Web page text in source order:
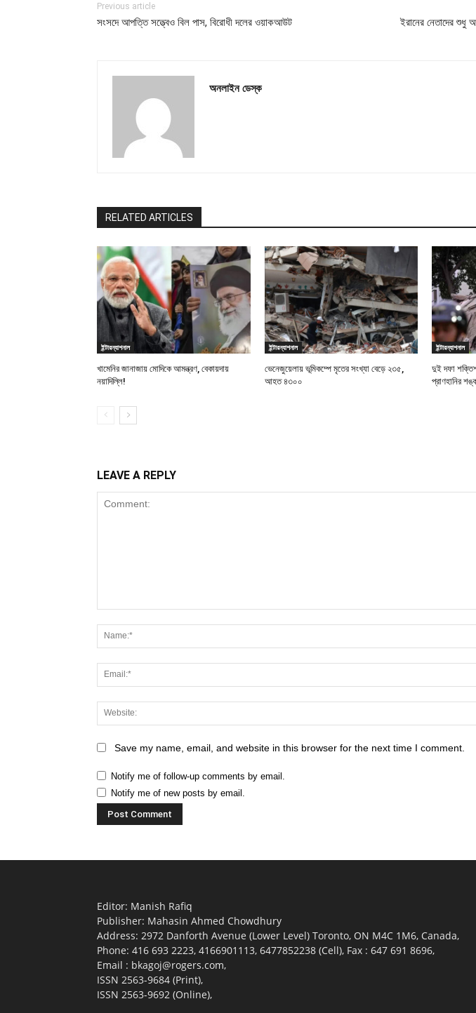
Previous article
সংসদে আপত্তি সত্ত্বেও বিল পাস, বিরোধী দলের ওয়াকআউট ইরানের নেতাদের শুধু
অনলাইন ডেস্ক
RELATED ARTICLES
ইন্টারন্যাশনাল
খামেনির জানাজায় মোদিকে আমন্ত্রণ, বেকায়দায়
নয়াদিল্লি!
ইন্টারন্যাশনাল
ভেনেজুয়েলায় ভূমিকম্পে মৃতের সংখ্যা বেড়ে ২৩৫,
আহত ৪৩০০
ইন্টারন্যাশনাল
দুই দফা
প্রাণহানির
LEAVE A REPLY
Save my name, email, and website in this browser for the next time I comment.
Notify me of follow-up comments by email.
Notify me of new posts by email.
Editor: Manish Rafiq
Publisher: Mahasin Ahmed Chowdhury
Address: 2972 Danforth Avenue (Lower Level) Toronto, ON M4C 1M6, Canada,
Phone: 416 693 2223, 4166901113, 6477852238 (Cell), Fax : 647 691 8696,
Email : bkagoj@rogers.com,
ISSN 2563-9684 (Print),
ISSN 2563-9692 (Online),